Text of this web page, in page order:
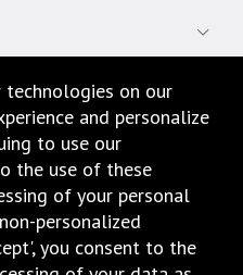
technologies on our
and personalize
to use our
the use of these
of your personal
personalized
you consent to the